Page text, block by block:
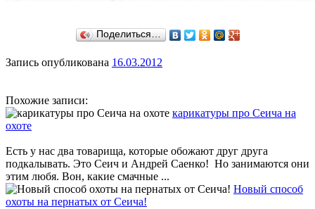
Поделиться…
Запись опубликована 16.03.2012
Похожие записи:
карикатуры про Сеича на
охоте
Есть у нас два товарища, которые обожают друг друга
подкалывать. Это Сеич и Андрей Саенко! Но занимаются они
этим любя. Вон, какие смачные ...
Новый способ
охоты на пернатых от Сеича!